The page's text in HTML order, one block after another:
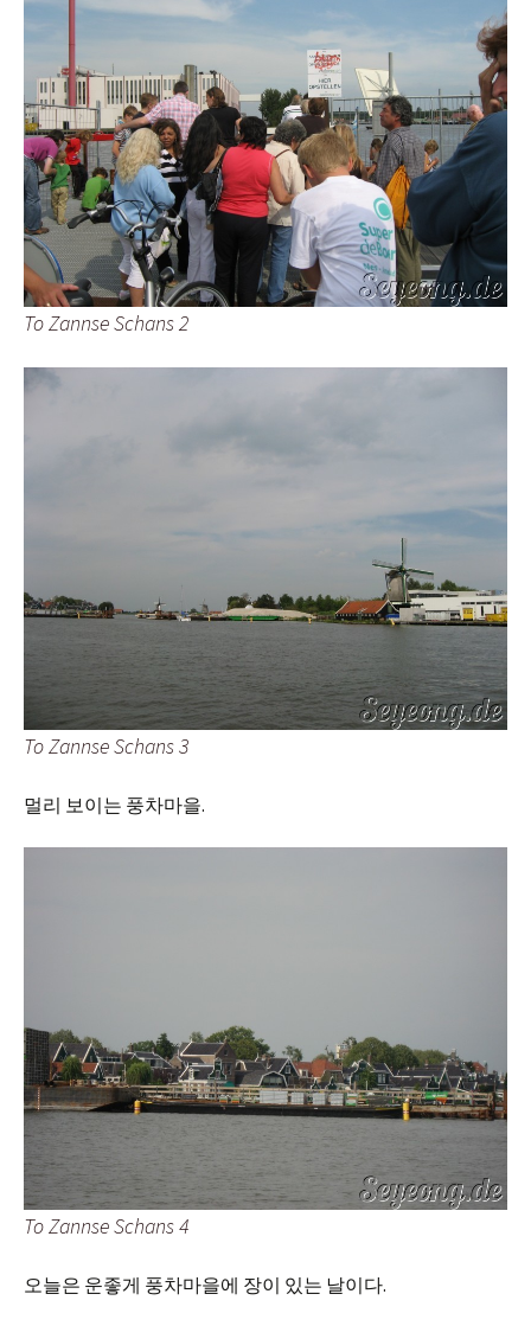
To Zannse Schans 2
To Zannse Schans 3
멀리 보이는 풍차마을.
To Zannse Schans 4
오늘은 운좋게 풍차마을에 장이 있는 날이다.